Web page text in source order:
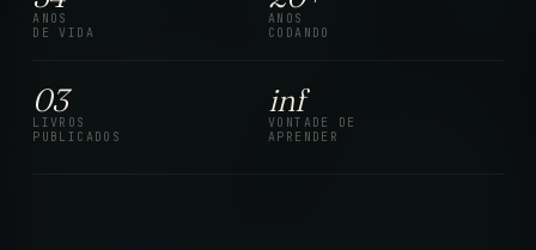
ANOS
DE VIDA
ANOS
CODANDO
03
LIVROS
PUBLICADOS
inf
VONTADE DE
APRENDER